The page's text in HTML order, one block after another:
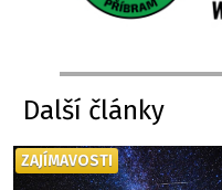
Další články
ZAJÍMAVOSTI